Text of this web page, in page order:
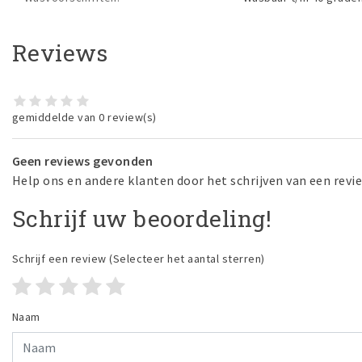
Reviews
gemiddelde van 0 review(s)
Geen reviews gevonden
Help ons en andere klanten door het schrijven van een
Schrijf uw beoordeling!
Schrijf een review (Selecteer het aantal sterren)
Naam